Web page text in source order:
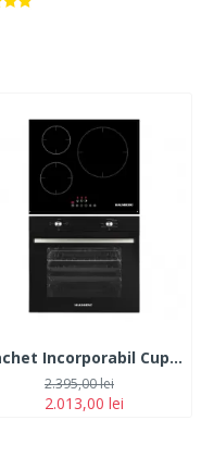
Pachet Incorporabil Cuptor electric Hausberg HB-8051NG, Clasa A, 76L, 2000W, Negru, Plita incorporabila HB1530, Electrica, Inductie, 3 zone de gatit, PowerBoost, 60 cm, Negru
2.013,00 lei
2.395,00 lei